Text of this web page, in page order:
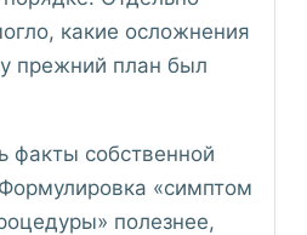
какие осложнения
прежний план был
факты собственной
«симптом
полезнее,